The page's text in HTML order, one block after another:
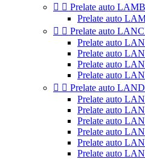
  Prelate auto
Prelate auto
  Prelate auto
Prelate auto
Prelate auto
Prelate auto
Prelate auto
  Prelate auto
Prelate auto
Prelate auto
Prelate auto
Prelate auto
Prelate auto
Prelate auto